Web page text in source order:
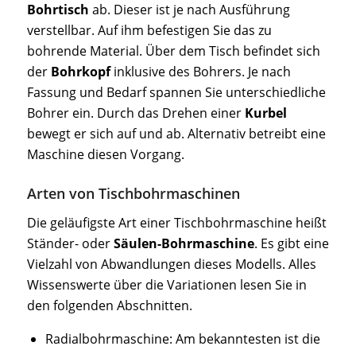
Bohrtisch ab. Dieser ist je nach Ausführung
verstellbar. Auf ihm befestigen Sie das zu
bohrende Material. Über dem Tisch befindet sich
der Bohrkopfinklusive des Bohrers. Je nach
Fassung und Bedarf spannen Sie unterschiedliche
Bohrer ein. Durch das Drehen einer Kurbel
bewegt er sich auf und ab. Alternativ betreibt eine
Maschine diesen Vorgang.
Arten von Tischbohrmaschinen
Die geläufigste Art einer Tischbohrmaschine heißt
Ständer- oderSäulen-Bohrmaschine. Es gibt eine
Vielzahl von Abwandlungen dieses Modells. Alles
Wissenswerte über die Variationen lesen Sie in
den folgenden Abschnitten.
Radialbohrmaschine: Am bekanntesten ist die